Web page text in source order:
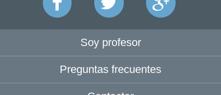
Soy profesor
Preguntas frecuentes